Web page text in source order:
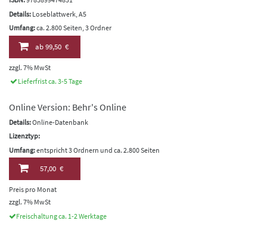
Details: Loseblattwerk, A5
Umfang:ca. 2.800 Seiten, 3 Ordner
ab99,50 €
zzgl. 7% MwSt
Lieferfrist ca. 3-5 Tage
Online Version: Behr's Online
Details:Online-Datenbank
Lizenztyp:
Umfang:entspricht 3 Ordnern und ca. 2.800 Seiten
57,00 €
Preis pro Monat
zzgl. 7% MwSt
Freischaltung ca. 1-2 Werktage